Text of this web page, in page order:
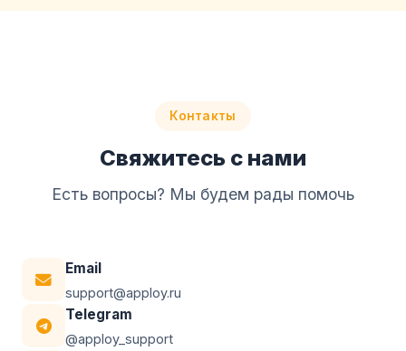
Контакты
Свяжитесь с нами
Есть вопросы? Мы будем рады помочь
Email
support@apploy.ru
Telegram
@apploy_support